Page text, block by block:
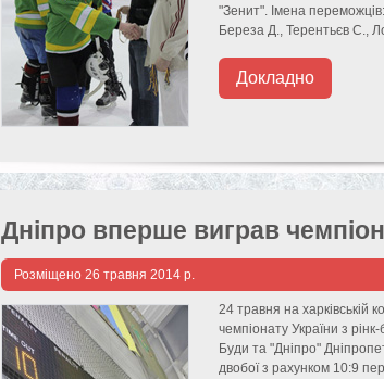
"Зенит". Імена
Береза Д., Терентьєв С.,
Докладно
Дніпро вперше виграв
Розміщено 26 травня 2014 р.
24 травня на харківській
чемпіонату України з
Буди та "Дніпро"
двобої з рахунком 10:9